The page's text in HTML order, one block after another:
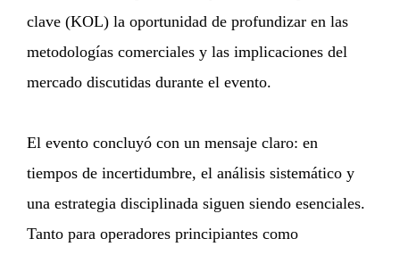
clave (KOL) la oportunidad de profundizar en las
metodologías comerciales y las implicaciones del
mercado discutidas durante el evento.
El evento concluyó con un mensaje claro: en
tiempos de incertidumbre, el análisis sistemático y
una estrategia disciplinada siguen siendo esenciales.
Tanto para operadores principiantes como